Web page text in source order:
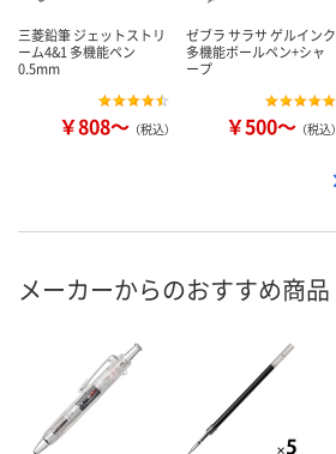
三菱鉛筆 ジェットストリ
ーム4&1 多機能ペン
0.5mm
￥808～ （税込）
ゼブラ サラサ ゲルインク
多機能ボールペン+シャ
ープ
￥500～ （税込）
メーカーからのおすすめ商品